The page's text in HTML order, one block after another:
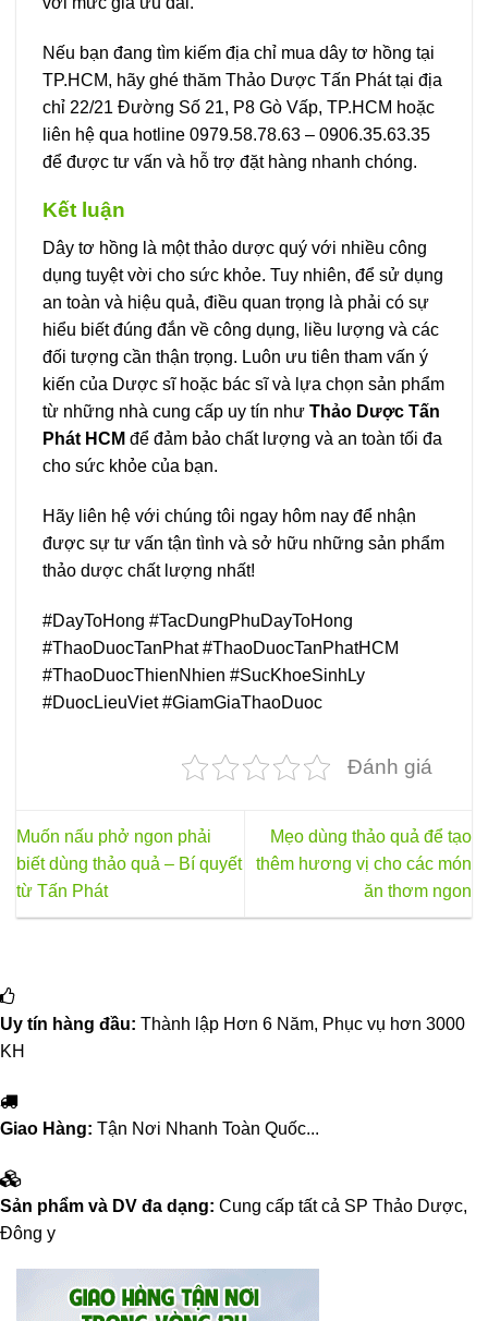
Nếu bạn đang tìm kiếm địa chỉ mua dây tơ hồng tại
TP.HCM, hãy ghé thăm Thảo Dược Tấn Phát tại địa
chỉ 22/21 Đường Số 21, P8 Gò Vấp, TP.HCM hoặc
liên hệ qua hotline 0979.58.78.63 – 0906.35.63.35
để được tư vấn và hỗ trợ đặt hàng nhanh chóng.
Kết luận
Dây tơ hồng là một thảo dược quý với nhiều công
dụng tuyệt vời cho sức khỏe. Tuy nhiên, để sử dụng
an toàn và hiệu quả, điều quan trọng là phải có sự
hiểu biết đúng đắn về công dụng, liều lượng và các
đối tượng cần thận trọng. Luôn ưu tiên tham vấn ý
kiến của Dược sĩ hoặc bác sĩ và lựa chọn sản phẩm
từ những nhà cung cấp uy tín như Thảo Dược Tấn
Phát HCM để đảm bảo chất lượng và an toàn tối đa
cho sức khỏe của bạn.
Hãy liên hệ với chúng tôi ngay hôm nay để nhận
được sự tư vấn tận tình và sở hữu những sản phẩm
thảo dược chất lượng nhất!
#DayToHong #TacDungPhuDayToHong
#ThaoDuocTanPhat #ThaoDuocTanPhatHCM
#ThaoDuocThienNhien #SucKhoeSinhLy
#DuocLieuViet #GiamGiaThaoDuoc
Đánh giá
Muốn nấu phở ngon phải
biết dùng thảo quả – Bí quyết
từ Tấn Phát
Mẹo dùng thảo quả để tạo
thêm hương vị cho các món
ăn thơm ngon
Uy tín hàng đầu: Thành lập Hơn 6 Năm, Phục vụ hơn 3000
KH
Giao Hàng: Tận Nơi Nhanh Toàn Quốc...
Sản phẩm và DV đa dạng: Cung cấp tất cả SP Thảo Dược,
Đông y